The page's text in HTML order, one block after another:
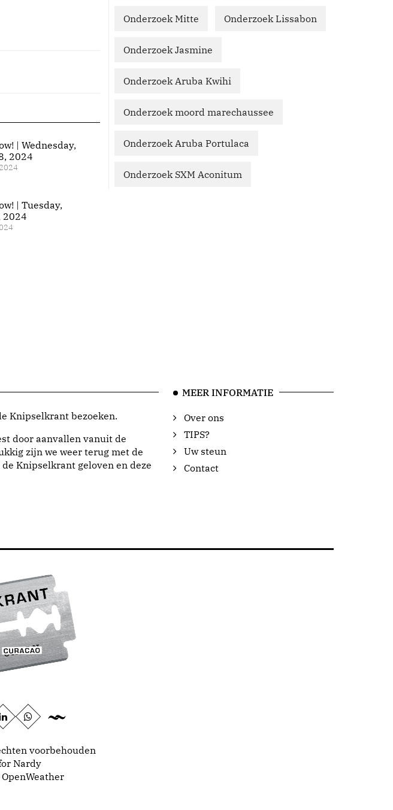
| Wednesday,
2024
| Tuesday,
2024
Onderzoek Mitte Onderzoek Lissabon
Onderzoek Jasmine
Onderzoek Aruba Kwihi
Onderzoek moord marechaussee
Onderzoek Aruba Portulaca
Onderzoek SXM Aconitum
Knipselkrant bezoeken.
door aanvallen vanuit de
zijn we weer terug met de
Knipselkrant geloven en deze
MEER INFORMATIE
Over ons
TIPS?
Uw steun
Contact
voorbehouden
Nardy
OpenWeather